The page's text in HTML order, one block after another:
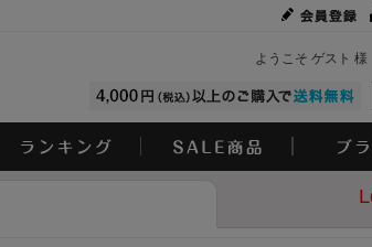
ようこそ ゲスト 様